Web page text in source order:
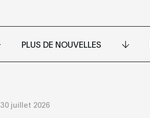
PLUS DE NOUVELLES
30 juillet 2026